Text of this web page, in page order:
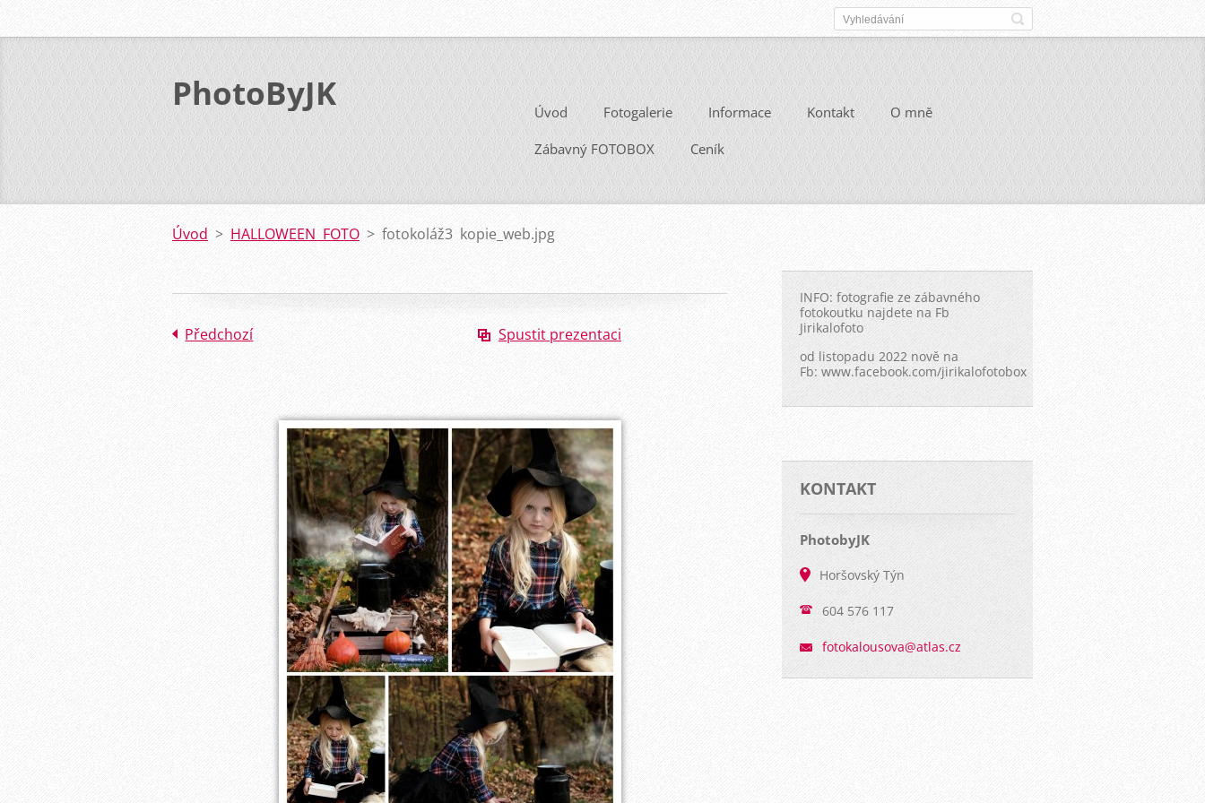
PhotoByJK Úvod Fotogalerie Informace Kontakt O mně
Zábavný FOTOBOX Ceník
Úvod > HALLOWEEN FOTO > fotokoláž3 kopie_web.jpg
Předchozí Spustit prezentaci
INFO: fotografie ze zábavného
fotokoutku najdete na Fb
Jirikalofoto
od listopadu 2022 nově na
Fb: www.facebook.com/jirikalofotobox
KONTAKT
PhotobyJK
Horšovský Týn
604 576 117
fotokalousova@atlas.cz